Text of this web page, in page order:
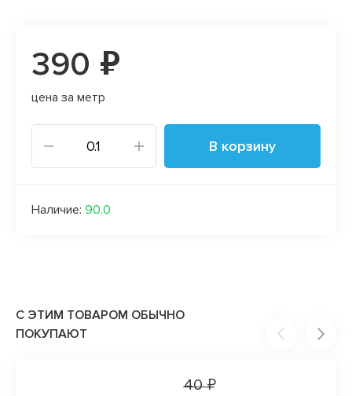
390 ₽
цена за метр
В корзину
Наличие: 90.0
С ЭТИМ ТОВАРОМ ОБЫЧНО
ПОКУПАЮТ
40 ₽